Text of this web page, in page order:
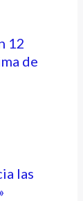
12
de
las